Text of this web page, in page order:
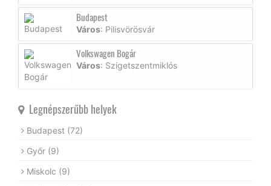
Budapest
Város: Pilisvörösvár
Volkswagen Bogár
Város: Szigetszentmiklós
Legnépszerűbb helyek
Budapest (72)
Győr (9)
Miskolc (9)